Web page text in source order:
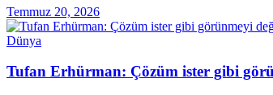
Temmuz 20, 2026
Dünya
Tufan Erhürman: Çözüm ister gibi